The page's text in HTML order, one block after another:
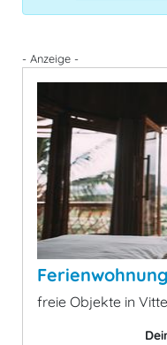
- Anzeige -
freie Objekte in